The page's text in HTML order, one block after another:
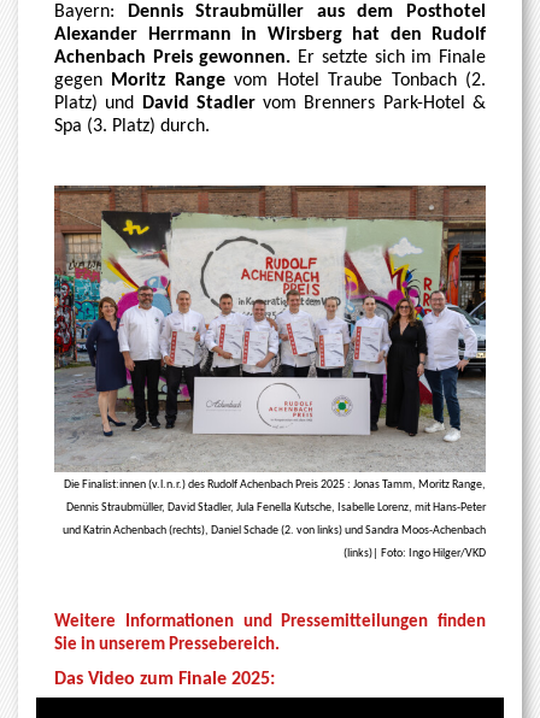
Bayern:
Dennis Straubmüller aus dem Posthotel
Alexander Herrmann in Wirsberg hat den Rudolf
Achenbach Preis gewonnen. Er setzte sich im Finale
gegen Moritz Rangevom Hotel Traube Tonbach (2.
Platz) und
David Stadlervom Brenners Park-Hotel &
Spa (3. Platz) durch.
Die Finalist:innen (v.l.n.r.) des Rudolf Achenbach Preis 2025 : Jonas Tamm, Moritz Range,
Dennis Straubmüller, David Stadler, Jula Fenella Kutsche, Isabelle Lorenz, mit Hans-Peter
und Katrin Achenbach (rechts), Daniel Schade (2. von links) und Sandra Moos-Achenbach
(links)| Foto: Ingo Hilger/VKD
Weitere Informationen und Pressemitteilungen finden
Sie in unserem Pressebereich.
Das Video zum Finale 2025: